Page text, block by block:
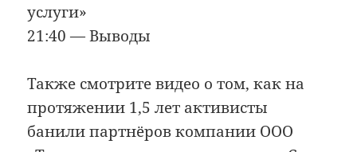
услуги»
21:40 — Выводы
Также смотрите видео о том, как на
протяжении 1,5 лет активисты
банили партнёров компании ООО